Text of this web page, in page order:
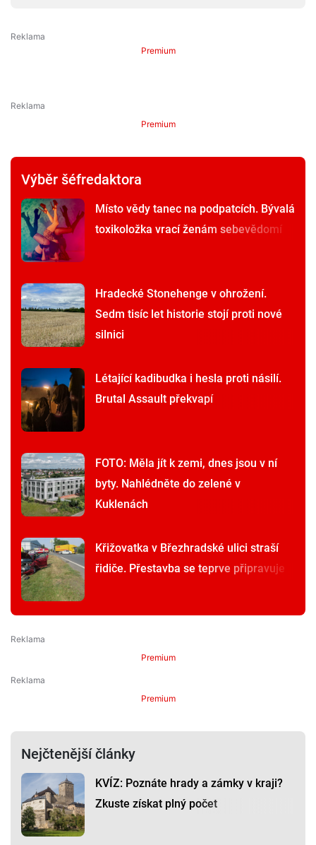
Premium
Premium
Výběr šéfredaktora
Místo vědy tanec na podpatcích. Bývalá
toxikoložka vrací ženám sebevědomí
Hradecké Stonehenge v ohrožení.
Sedm tisíc let historie stojí proti nové
silnici
Létající kadibudka i hesla proti násilí.
Brutal Assault překvapí
FOTO: Měla jít k zemi, dnes jsou v ní
byty. Nahlédněte do zelené v
Kuklenách
Křižovatka v Březhradské ulici straší
řidiče. Přestavba se teprve připravuje
Premium
Premium
Nejčtenější články
KVÍZ: Poznáte hrady a zámky v kraji?
Zkuste získat plný počet